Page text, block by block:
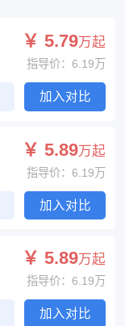
￥ 5.79万起
指导价：6.19万
加入对比
￥ 5.89万起
指导价：6.19万
加入对比
￥ 5.89万起
指导价：6.19万
加入对比